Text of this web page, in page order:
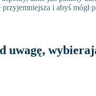
i abyś mógł
uwagę,